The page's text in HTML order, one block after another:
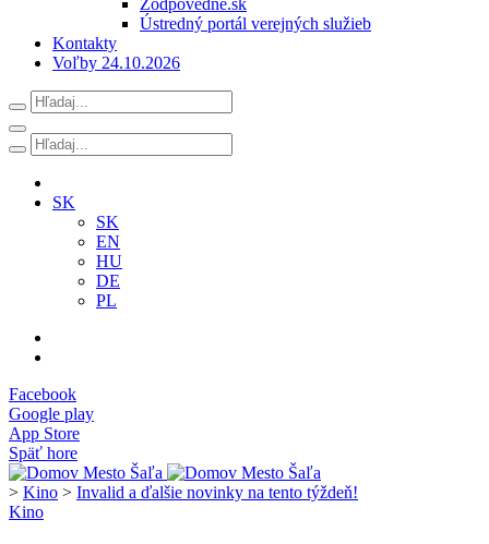
Zodpovedne.sk
Ústredný portál verejných služieb
Kontakty
Voľby 24.10.2026
SK
SK
EN
HU
DE
PL
Facebook
Google play
App Store
Späť hore
> Kino > Invalid a ďalšie novinky na tento týždeň!
Kino